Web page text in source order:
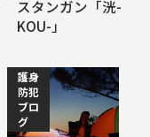
スタンガン「洸-
KOU-」
護身
防犯
ブロ
グ